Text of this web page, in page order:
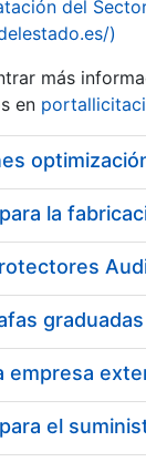
del
)
más
en